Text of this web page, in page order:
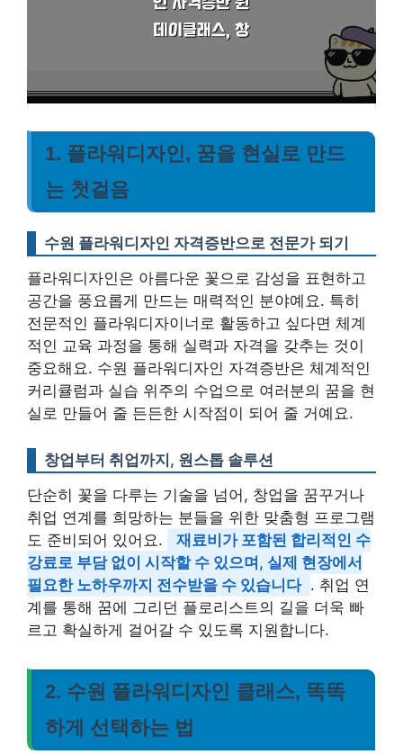
1. 플라워디자인, 꿈을 현실로 만드
는 첫걸음
수원 플라워디자인 자격증반으로 전문가 되기
플라워디자인은 아름다운 꽃으로 감성을 표현하고
공간을 풍요롭게 만드는 매력적인 분야예요. 특히
전문적인 플라워디자이너로 활동하고 싶다면 체계
적인 교육 과정을 통해 실력과 자격을 갖추는 것이
중요해요. 수원 플라워디자인 자격증반은 체계적인
커리큘럼과 실습 위주의 수업으로 여러분의 꿈을 현
실로 만들어 줄 든든한 시작점이 되어 줄 거예요.
창업부터 취업까지, 원스톱 솔루션
단순히 꽃을 다루는 기술을 넘어, 창업을 꿈꾸거나
취업 연계를 희망하는 분들을 위한 맞춤형 프로그램
도 준비되어 있어요.
재료비가 포함된 합리적인 수
강료로 부담 없이 시작할 수 있으며, 실제 현장에서
필요한 노하우까지 전수받을 수 있습니다 . 취업 연
계를 통해 꿈에 그리던 플로리스트의 길을 더욱 빠
르고 확실하게 걸어갈 수 있도록 지원합니다.
2. 수원 플라워디자인 클래스, 똑똑
하게 선택하는 법